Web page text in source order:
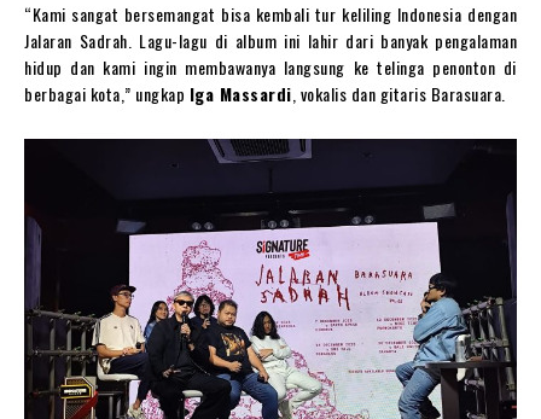
“Kami sangat bersemangat bisa kembali tur keliling Indonesia dengan
Jalaran Sadrah. Lagu-lagu di album ini lahir dari banyak pengalaman
hidup dan kami ingin membawanya langsung ke telinga penonton di
berbagai kota,” ungkap Iga Massardi, vokalis dan gitaris Barasuara.